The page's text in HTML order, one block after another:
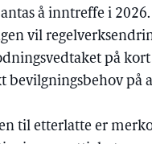
å inntreffe i
vil
på
på
til etterlatte er